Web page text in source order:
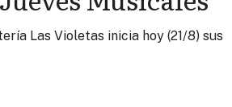
Las Violetas inicia hoy (21/8) sus